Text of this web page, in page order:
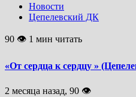
Новости
Цепелевский ДК
90 👁 1 мин читать
«От сердца к сердцу »
2 месяца назад, 90 👁